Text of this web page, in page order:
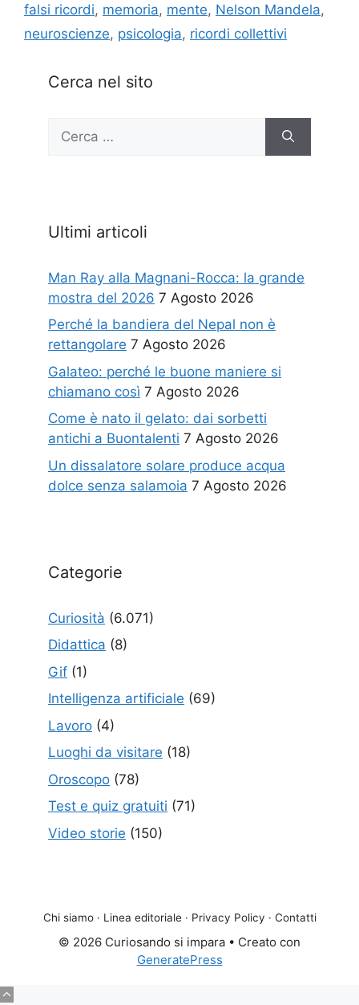
falsi ricordi, memoria, mente, Nelson Mandela,
neuroscienze, psicologia, ricordi collettivi
Cerca nel sito
per:
Ultimi articoli
Man Ray alla Magnani-Rocca: la grande
mostra del 2026 7 Agosto 2026
Perché la bandiera del Nepal non è
rettangolare 7 Agosto 2026
Galateo: perché le buone maniere si
chiamano così 7 Agosto 2026
Come è nato il gelato: dai sorbetti
antichi a Buontalenti 7 Agosto 2026
Un dissalatore solare produce acqua
dolce senza salamoia 7 Agosto 2026
Categorie
Curiosità (6.071)
Didattica (8)
Gif (1)
Intelligenza artificiale (69)
Lavoro (4)
Luoghi da visitare (18)
Oroscopo (78)
Test e quiz gratuiti (71)
Video storie (150)
Chi siamo · Linea editoriale · Privacy Policy · Contatti
© 2026 Curiosando si impara • Creato con
GeneratePress